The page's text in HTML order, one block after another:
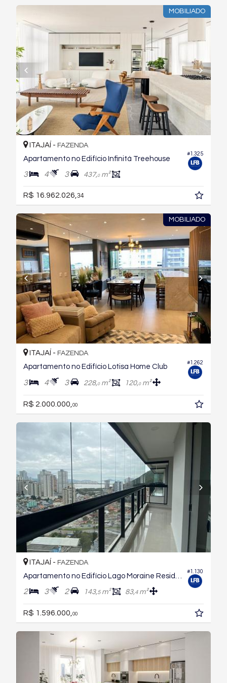
MOBILIADO
#1.325
ITAJAÍ - FAZENDA
Apartamento no Edifício Infinitá Treehouse
3 4 3 437,0m²
R$ 16.962.026, 34
MOBILIADO
#1.262
ITAJAÍ - FAZENDA
Apartamento no Edifício Lotisa Home Club
3 4 3 228,0m² 120,0m²
R$ 2.000.000,00
#1.130
ITAJAÍ - FAZENDA
2 3 2 143,5m² 83,4m²
R$ 1.596.000, 00